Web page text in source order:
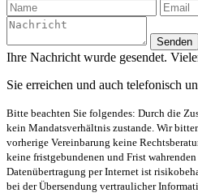
Senden
Ihre Nachricht wurde gesendet.
Sie erreichen und auch telefonisch
Bitte beachten Sie folgendes: Durch die
kein Mandatsverhältnis zustande. Wir
vorherige Vereinbarung keine
keine fristgebundenen und Frist
Datenübertragung per Internet ist
bei der Übersendung vertraulicher